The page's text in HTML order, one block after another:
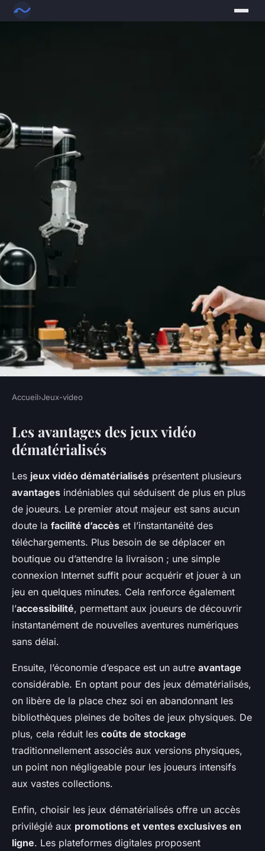
Débat Épic : Avantages et
Inconvénients des Jeux Vidéo
Dématérialisés vs Physiques
Naïm 25 avril 2025 • 6 min de lecture
Accueil›Jeux-video
Les avantages des jeux vidéo
dématérialisés
Les jeux vidéo dématérialisés présentent plusieurs
avantages indéniables qui séduisent de plus en plus
de joueurs. Le premier atout majeur est sans aucun
doute la facilité d’accès et l’instantanéité des
téléchargements. Plus besoin de se déplacer en
boutique ou d’attendre la livraison ; une simple
connexion Internet suffit pour acquérir et jouer à un
jeu en quelques minutes. Cela renforce également
l’accessibilité, permettant aux joueurs de découvrir
instantanément de nouvelles aventures numériques
sans délai.
Ensuite, l’économie d’espace est un autre avantage
considérable. En optant pour des jeux dématérialisés,
on libère de la place chez soi en abandonnant les
bibliothèques pleines de boîtes de jeux physiques. De
plus, cela réduit les coûts de stockage
traditionnellement associés aux versions physiques,
un point non négligeable pour les joueurs intensifs
aux vastes collections.
Enfin, choisir les jeux dématérialisés offre un accès
privilégié aux promotions et ventes exclusives en
ligne. Les plateformes digitales proposent